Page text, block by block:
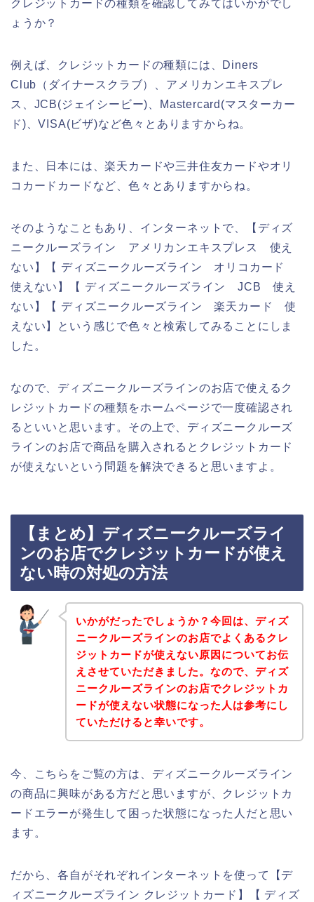
クレジットカードの種類を確認してみてはいかがでし
ょうか？
例えば、クレジットカードの種類には、Diners
Club（ダイナースクラブ）、アメリカンエキスプレ
ス、JCB(ジェイシービー)、Mastercard(マスターカー
ド)、VISA(ビザ)など色々とありますからね。
また、日本には、楽天カードや三井住友カードやオリ
コカードカードなど、色々とありますからね。
そのようなこともあり、インターネットで、【ディズ
ニークルーズライン アメリカンエキスプレス 使え
ない】【 ディズニークルーズライン オリコカード
使えない】【 ディズニークルーズライン JCB 使え
ない】【 ディズニークルーズライン 楽天カード 使
えない】という感じで色々と検索してみることにしま
した。
なので、ディズニークルーズラインのお店で使えるク
レジットカードの種類をホームページで一度確認され
るといいと思います。その上で、ディズニークルーズ
ラインのお店で商品を購入されるとクレジットカード
が使えないという問題を解決できると思いますよ。
【まとめ】ディズニークルーズライ
ンのお店でクレジットカードが使え
ない時の対処の方法
いかがだったでしょうか？今回は、ディズ
ニークルーズラインのお店でよくあるクレ
ジットカードが使えない原因についてお伝
えさせていただきました。なので、ディズ
ニークルーズラインのお店でクレジットカ
ードが使えない状態になった人は参考にし
ていただけると幸いです。
今、こちらをご覧の方は、ディズニークルーズライン
の商品に興味がある方だと思いますが、クレジットカ
ードエラーが発生して困った状態になった人だと思い
ます。
だから、各自がそれぞれインターネットを使って【デ
ィズニークルーズライン クレジットカード】【 ディズ